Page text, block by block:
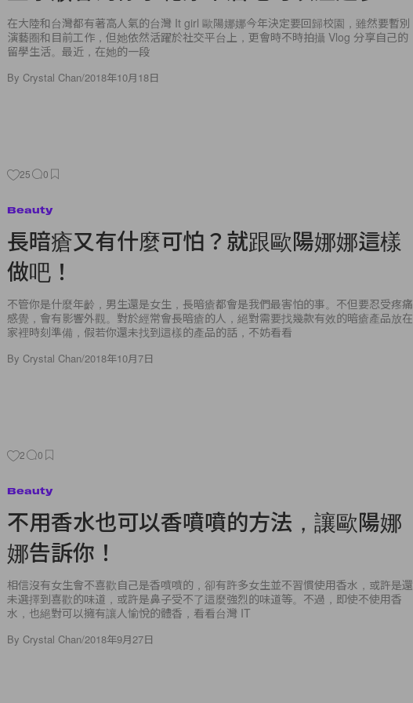
在大陸和台灣都有著高人氣的台灣 It girl 歐陽娜娜今年決定要回歸校園，雖然要暫別
演藝圈和目前工作，但她依然活躍於社交平台上，更會時不時拍攝 Vlog 分享自己的
留學生活。最近，在她的一段
By Crystal Chan/2018年10月18日
25 0
Beauty
長暗瘡又有什麼可怕？就跟歐陽娜娜這樣
做吧！
不管你是什麼年齡，男生還是女生，長暗瘡都會是我們最害怕的事。不但要忍受疼痛
感覺，會有影響外觀。對於經常會長暗瘡的人，絕對需要找幾款有效的暗瘡產品放在
家裡時刻準備，假若你還未找到這樣的產品的話，不妨看看
By Crystal Chan/2018年10月7日
2 0
Beauty
不用香水也可以香噴噴的方法，讓歐陽娜
娜告訴你！
相信沒有女生會不喜歡自己是香噴噴的，卻有許多女生並不習慣使用香水，或許是還
未選擇到喜歡的味道，或許是鼻子受不了這麼強烈的味道等。不過，即使不使用香
水，也絕對可以擁有讓人愉悅的體香，看看台灣 IT
By Crystal Chan/2018年9月27日